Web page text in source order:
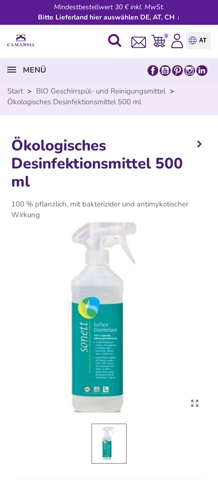
Mindestbestellwert 30 € inkl. MwSt.
Bitte Lieferland hier auswählen DE, AT, CH ↓
0
AT
MENÜ
Start > BIO Geschirrspül- und Reinigungsmittel >
Ökologisches Desinfektionsmittel 500 ml
Ökologisches
Desinfektionsmittel 500
ml
100 % pflanzlich, mit bakterizider und antimykotischer
Wirkung